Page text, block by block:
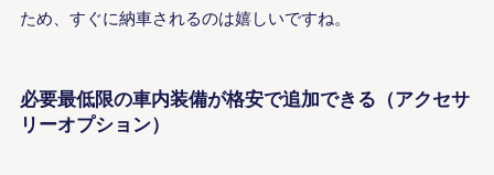
ため、すぐに納車されるのは嬉しいですね。
必要最低限の車内装備が格安で追加できる（アクセサ
リーオプション）